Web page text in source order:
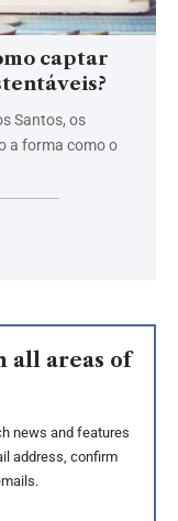
captar
Santos, os
a forma como o
all areas of
news and features
address, confirm